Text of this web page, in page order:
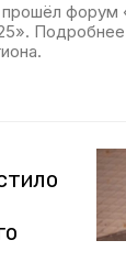
форум